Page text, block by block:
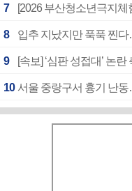
7
8 입추 지났지만 푹푹 찐
9
10 서울 중랑구서 흉기 난